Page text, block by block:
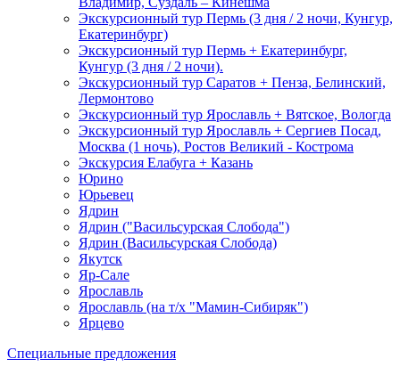
Экскурсионный тур Пермь (3 дня / 2 ночи, Кунгур,
Екатеринбург)
Экскурсионный тур Пермь + Екатеринбург,
Кунгур (3 дня / 2 ночи).
Экскурсионный тур Саратов + Пенза, Белинский,
Лермонтово
Экскурсионный тур Ярославль + Вятское, Вологда
Экскурсионный тур Ярославль + Сергиев Посад,
Москва (1 ночь), Ростов Великий - Кострома
Экскурсия Елабуга + Казань
Юрино
Юрьевец
Ядрин
Ядрин ("Васильсурская Слобода")
Ядрин (Васильсурская Слобода)
Якутск
Яр-Сале
Ярославль
Ярославль (на т/х "Мамин-Сибиряк")
Ярцево
Специальные предложения